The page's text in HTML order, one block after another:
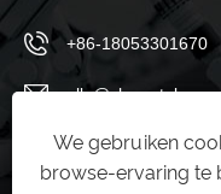
+86-18053301670
ella@chuwntek.com
69 Sanying Road,
Shandong, China
We gebruiken
browse-ervaring te